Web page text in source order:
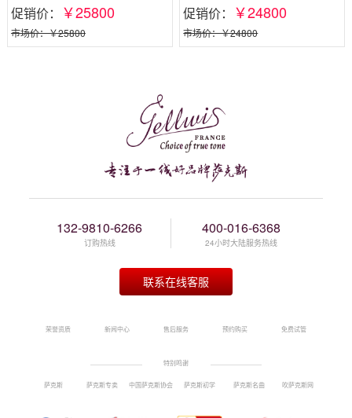
促销价： ￥25800
市场价：￥25800
促销价： ￥24800
市场价：￥24800
132-9810-6266
订购热线
400-016-6368
24小时大陆服务热线
联系在线客服
荣誉资质 新闻中心 售后服务 预约购买 免费试管
特别鸣谢
萨克斯 萨克斯专卖 中国萨克斯协会 萨克斯初学 萨克斯名曲 吹萨克斯网